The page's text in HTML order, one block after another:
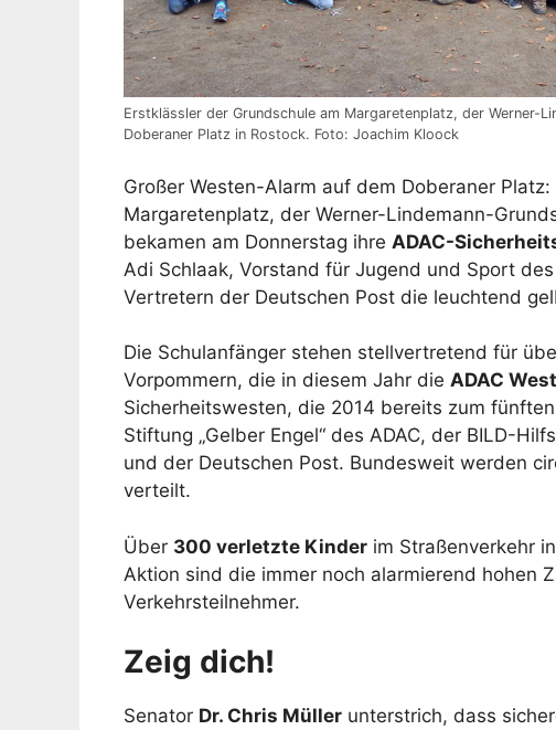
Erstklässler der Grundschule am Margaretenplatz, der Werner-
Doberaner Platz in Rostock. Foto: Joachim Kloock
Großer Westen-Alarm auf dem Doberaner Platz:
Margaretenplatz, der Werner-Lindemann-
bekamen am Donnerstag ihre ADAC-
Adi Schlaak, Vorstand für Jugend und Sport
Vertretern der Deutschen Post die leuchtend
Die Schulanfänger stehen stellvertretend für
Vorpommern, die in diesem Jahr die ADAC
Sicherheitswesten, die 2014 bereits zum
Stiftung „Gelber Engel“ des ADAC, der BILD-
und der Deutschen Post. Bundesweit werden
verteilt.
Über 300 verletzte Kinder im Straßenverkehr
Aktion sind die immer noch alarmierend hohen
Verkehrsteilnehmer.
Zeig dich!
Senator Dr. Chris Müller unterstrich, dass